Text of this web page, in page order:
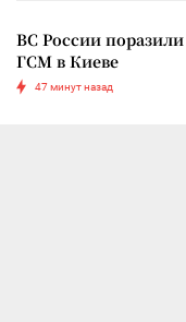
ВС России
ГСМ в Киеве
47 минут назад